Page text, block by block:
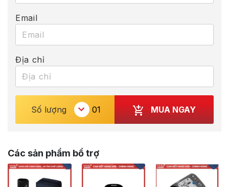
Email
Địa chỉ
Số lượng MUA NGAY
Các sản phẩm bổ trợ